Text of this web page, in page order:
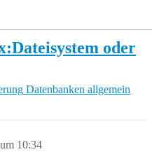
oder
Datenbanken allgemein
10:34